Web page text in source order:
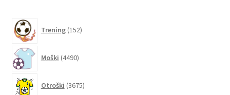
Trening 152izdelkov
Moški 4490izdelkov
Otroški 3675izdelkov